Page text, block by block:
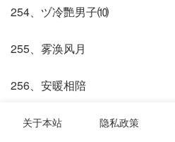
254、ヅ冷艷男子⑽
255、雾涣风月
256、安暖相陪
高雅有诗意有内涵的微信昵称 2
关于本站 隐私政策